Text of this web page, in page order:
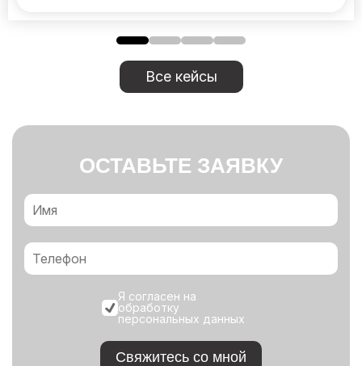
Все кейсы
ОСТАВЬТЕ ЗАЯВКУ
Я согласен на
обработку
персональных данных
Свяжитесь со мной